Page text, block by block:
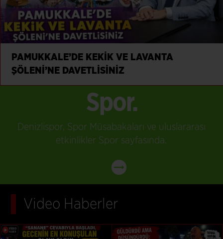
PAMUKKALE’DE KEKİK VE LAVANTA
ŞÖLENİ’NE DAVETLİSİNİZ
Spor.
Denizlispor, Spor Müsabakaları ve uluslararası
etkinlikler Spor sayfasında.
Video Haberler
Tüm Haberler İçin Tıklayınız